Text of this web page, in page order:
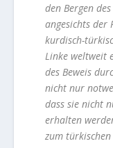
den Bergen
angesichts der
kurdisch-
Linke weltweit
des Beweis
nicht nur
dass sie nicht
erhalten
zum